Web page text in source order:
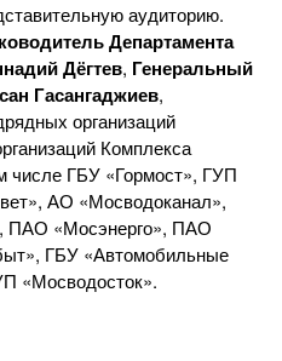
аудиторию.
Департамента
Дёгтев, Генеральный
Гасангаджиев,
организаций
Комплекса
числе ГБУ «Гормост», ГУП
АО «Мосводоканал»,
«Мосэнерго», ПАО
ГБУ «Автомобильные
«Мосводосток».